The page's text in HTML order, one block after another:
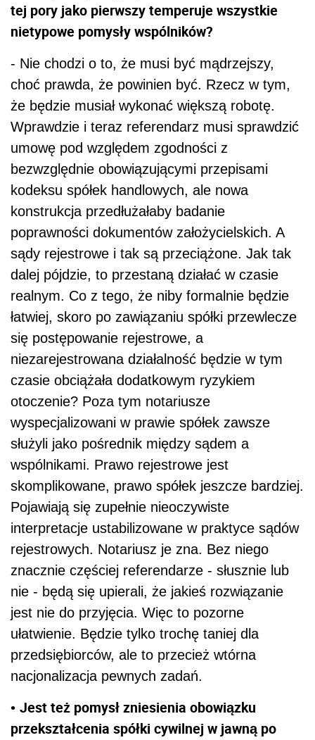
tej pory jako pierwszy temperuje wszystkie
nietypowe pomysły wspólników?
- Nie chodzi o to, że musi być mądrzejszy,
choć prawda, że powinien być. Rzecz w tym,
że będzie musiał wykonać większą robotę.
Wprawdzie i teraz referendarz musi sprawdzić
umowę pod względem zgodności z
bezwzględnie obowiązującymi przepisami
kodeksu spółek handlowych, ale nowa
konstrukcja przedłużałaby badanie
poprawności dokumentów założycielskich. A
sądy rejestrowe i tak są przeciążone. Jak tak
dalej pójdzie, to przestaną działać w czasie
realnym. Co z tego, że niby formalnie będzie
łatwiej, skoro po zawiązaniu spółki przewlecze
się postępowanie rejestrowe, a
niezarejestrowana działalność będzie w tym
czasie obciążała dodatkowym ryzykiem
otoczenie? Poza tym notariusze
wyspecjalizowani w prawie spółek zawsze
służyli jako pośrednik między sądem a
wspólnikami. Prawo rejestrowe jest
skomplikowane, prawo spółek jeszcze bardziej.
Pojawiają się zupełnie nieoczywiste
interpretacje ustabilizowane w praktyce sądów
rejestrowych. Notariusz je zna. Bez niego
znacznie częściej referendarze - słusznie lub
nie - będą się upierali, że jakieś rozwiązanie
jest nie do przyjęcia. Więc to pozorne
ułatwienie. Będzie tylko trochę taniej dla
przedsiębiorców, ale to przecież wtórna
nacjonalizacja pewnych zadań.
• Jest też pomysł zniesienia obowiązku
przekształcenia spółki cywilnej w jawną po